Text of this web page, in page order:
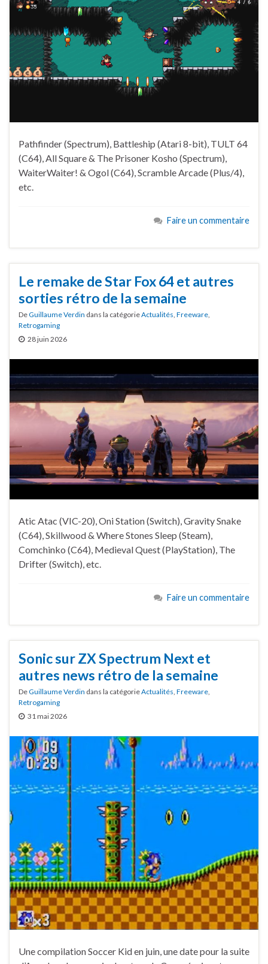
Pathfinder (Spectrum), Battleship (Atari 8-bit), TULT 64
(C64), All Square & The Prisoner Kosho (Spectrum),
WaiterWaiter! & Ogol (C64), Scramble Arcade (Plus/4),
etc.
Faire un commentaire
Le remake de Star Fox 64 et autres
sorties rétro de la semaine
DeGuillaume Verdin dans la catégorieActualités Freeware
Retrogaming
28 juin 2026
Atic Atac (VIC-20), Oni Station (Switch), Gravity Snake
(C64), Skillwood & Where Stones Sleep (Steam),
Comchinko (C64), Medieval Quest (PlayStation), The
Drifter (Switch), etc.
Faire un commentaire
Sonic sur ZX Spectrum Next et
autres news rétro de la semaine
DeGuillaume Verdin dans la catégorieActualités Freeware
Retrogaming
31 mai 2026
Une compilation Soccer Kid en juin, une date pour la suite